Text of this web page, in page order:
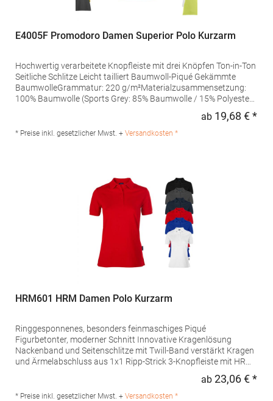
E4005F Promodoro Damen Superior Polo Kurzarm
Hochwertig verarbeitete Knopfleiste mit drei Knöpfen Ton-in-Ton
Seitliche Schlitze Leicht tailliert Baumwoll-Piqué Gekämmte
BaumwolleGrammatur: 220 g/m²Materialzusammensetzung:
100% Baumwolle (Sports Grey: 85% Baumwolle / 15% Polyester),
Produktsicherheit: Herst.-Nr.: 4005FHersteller: Promodoro
Fashion GmbH Am Gatherhof 57 40472 Düsseldorf Deutschland
ab 19,68 € *
* Preise inkl. gesetzlicher Mwst. + Versandkosten *
HRM601 HRM Damen Polo Kurzarm
Ringgesponnenes, besonders feinmaschiges Piqué
Figurbetonter, moderner Schnitt Innovative Kragenlösung
Nackenband und Seitenschlitze mit Twill-Band verstärkt Kragen
und Ärmelabschluss aus 1x1 Ripp-Strick 3-Knopfleiste mit HRM-
waschbarTrockner geeignetGrammatur: 180
ab 23,06 € *
* Preise inkl. gesetzlicher Mwst. + Versandkosten *